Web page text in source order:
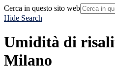
Cerca in questo sito web
Hide Search
Umidità di
Milano